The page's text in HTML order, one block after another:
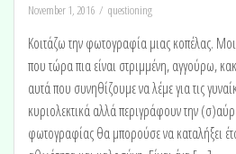
November 1, 2016 questioning
Κοιτάζω την φωτογραφία μιας κοπέλας.
που τώρα πια είναι στριμμένη, αγγούρω,
αυτά που συνηθίζουμε να λέμε για τις
κυριολεκτικά αλλά περιγράφουν την
φωτογραφίας θα μπορούσε να καταλήξει